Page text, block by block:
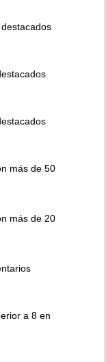
más de 50
más de 20
a 8 en